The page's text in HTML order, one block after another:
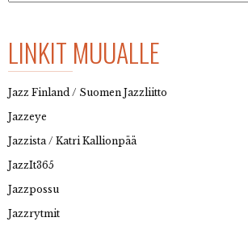
LINKIT MUUALLE
Jazz Finland / Suomen Jazzliitto
Jazzeye
Jazzista / Katri Kallionpää
JazzIt365
Jazzpossu
Jazzrytmit